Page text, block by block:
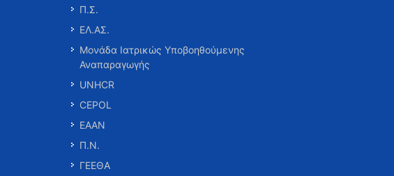
Π.Σ.
ΕΛ.ΑΣ.
Μονάδα Ιατρικώς Υποβοηθούμενης
Αναπαραγωγής
UNHCR
CEPOL
ΕΑΑΝ
Π.Ν.
ΓΕΕΘΑ